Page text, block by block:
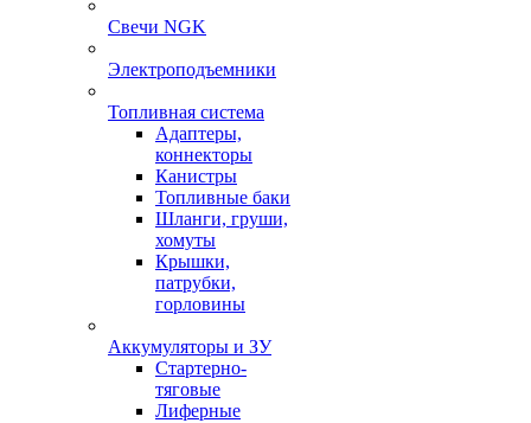
Свечи NGK
Электроподъемники
Топливная система
Адаптеры,
коннекторы
Канистры
Топливные баки
Шланги, груши,
хомуты
Крышки,
патрубки,
горловины
Аккумуляторы и ЗУ
Стартерно-
тяговые
Лиферные